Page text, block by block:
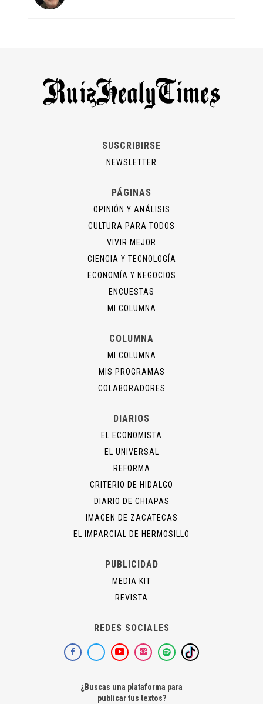
SUSCRIBIRSE
NEWSLETTER
PÁGINAS
OPINIÓN Y ANÁLISIS
CULTURA PARA TODOS
VIVIR MEJOR
CIENCIA Y TECNOLOGÍA
ECONOMÍA Y NEGOCIOS
ENCUESTAS
MI COLUMNA
COLUMNA
MI COLUMNA
MIS PROGRAMAS
COLABORADORES
DIARIOS
EL ECONOMISTA
EL UNIVERSAL
REFORMA
CRITERIO DE HIDALGO
DIARIO DE CHIAPAS
IMAGEN DE ZACATECAS
EL IMPARCIAL DE HERMOSILLO
PUBLICIDAD
MEDIA KIT
REVISTA
REDES SOCIALES
¿Buscas una plataforma para
publicar tus textos?